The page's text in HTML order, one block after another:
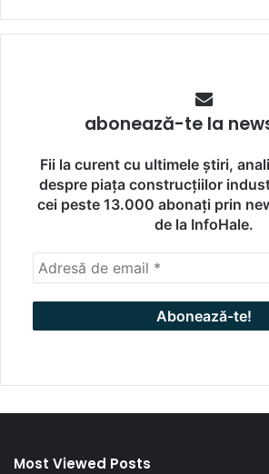
abonează-te la
Fii la curent cu ultimele știri,
despre piața construcțiilor
cei peste 13.000 abonați prin
de la InfoHale.
Most Viewed Posts